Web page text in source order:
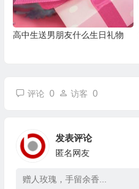
高中生送男朋友什么生日礼物
评论 0 访客 0
发表评论
匿名网友